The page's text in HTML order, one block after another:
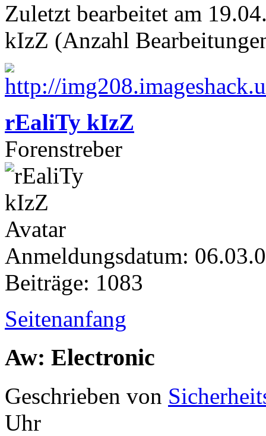
Zuletzt bearbeitet am
kIzZ (Anzahl
rEaliTy kIzZ
Forenstreber
Anmeldungsdatum:
Beiträge: 1083
Seitenanfang
Aw: Electronic
Geschrieben von
Uhr